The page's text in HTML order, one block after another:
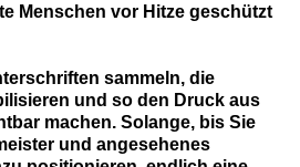
Menschen vor Hitze geschützt
sammeln, die
und so den Druck aus
machen. Solange, bis Sie
und angesehenes